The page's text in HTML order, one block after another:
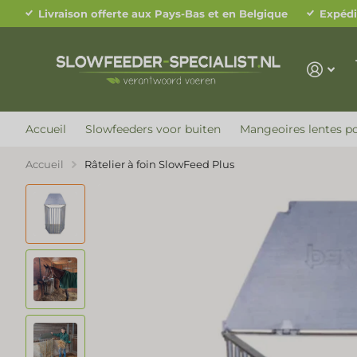
Livraison offerte aux Pays-Bas et en Belgique
Accueil Slowfeeders voor buiten Mangeoires lentes
Accueil Râtelier à foin SlowFeed Plus